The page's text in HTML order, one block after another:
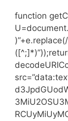
function